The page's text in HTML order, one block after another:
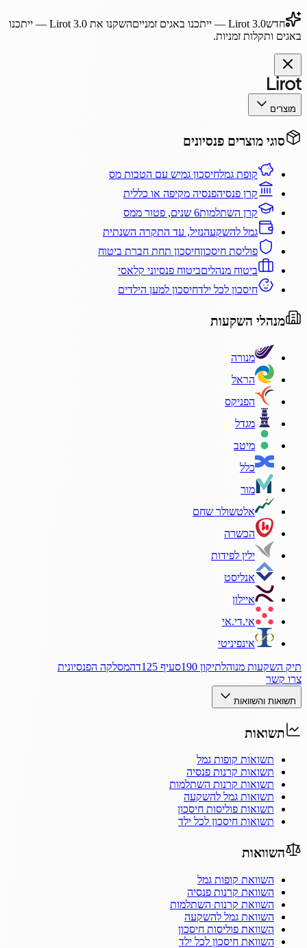
חדשLirot 3.0 — ייתכנו באגים זמנייםהשקנו את Lirot 3.0— ייתכנו
באגים ותקלות זמניות.
מוצרים
סוגי מוצרים פנסיונים
קופת גמלחיסכון גמיש עם הטבות מס
קרן פנסיהפנסיה מקיפה או כללית
קרן השתלמות6 שנים, פטור ממס
גמל להשקעהנזיל, עד התקרה השנתית
פוליסת חיסכוןחיסכון תחת חברת ביטוח
ביטוח מנהליםביטוח פנסיוני קלאסי
חיסכון לכל ילדחיסכון למען הילדים
מנהלי השקעות
מנורה
הראל
הפניקס
מגדל
מיטב
כלל
מור
אלטשולר שחם
הכשרה
ילין לפידות
אנליסט
איילון
אי.די.אי
אינפיניטי
תיק השקעות מנוהלתיקון 190 סעיף 125ד
המסלקה הפנסיונית
צרו קשר
תשואות והשוואות
תשואות
תשואות קופות גמל
תשואות קרנות פנסיה
תשואות קרנות השתלמות
תשואות גמל להשקעה
תשואות פוליסות חיסכון
תשואות חיסכון לכל ילד
השוואות
השוואת קופות גמל
השוואת קרנות פנסיה
השוואת קרנות השתלמות
השוואת גמל להשקעה
השוואת פוליסות חיסכון
השוואת חיסכון לכל ילד